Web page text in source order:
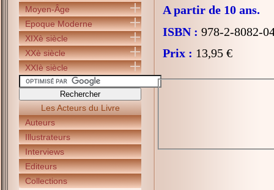
Moyen-Âge
Epoque Moderne
XIXè siècle
XXè siècle
XXIè siècle
Les Acteurs du Livre
Auteurs
Illustrateurs
Interviews
Editeurs
Collections
A partir de 10 ans.
ISBN : 978-2-8082-
Prix : 13,95 €